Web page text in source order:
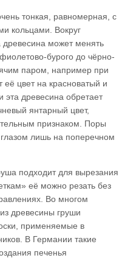
тонкая, равномерная, с
кольцами. Вокруг
может менять
бурого до чёрно-
паром, например при
её цвет на красноватый и
древесина обретает
янтарный цвет,
признаком. Поры
лишь на поперечном
подходит для вырезания
её можно резать без
Во многом
древесины груши
применяемые в
В Германии такие
печенья